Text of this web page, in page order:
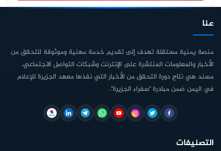
عنا
منصة يمنية مستقلة تهدف إلى تقديم خدمة مهنية وموثوقة للتحقق من
الأخبار والمعلومات المنتشرة على الإنترنت وشبكات التواصل الاجتماعي.
مسند هي نتاج دورة التحقق من الأخبار التي نفذها معهد الجزيرة للإعلام
في اليمن ضمن مبادرة "سفراء الجزيرة".
التصنيفات